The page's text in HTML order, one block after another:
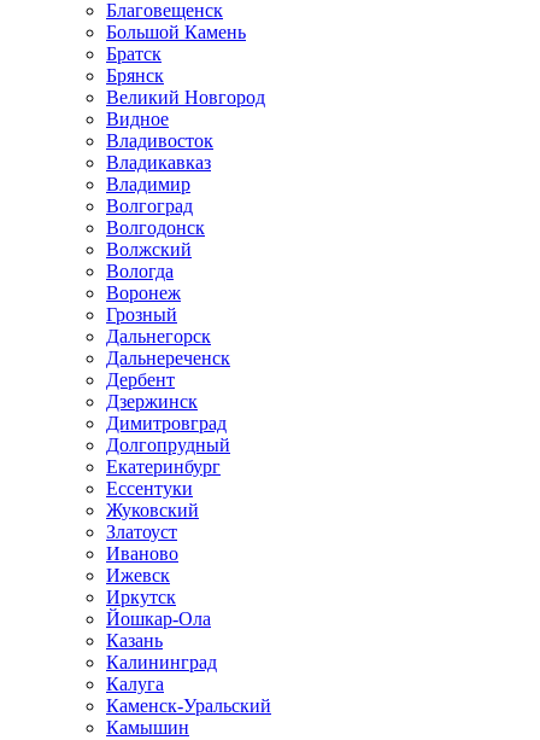
Благовещенск
Большой Камень
Братск
Брянск
Великий Новгород
Видное
Владивосток
Владикавказ
Владимир
Волгоград
Волгодонск
Волжский
Вологда
Воронеж
Грозный
Дальнегорск
Дальнереченск
Дербент
Дзержинск
Димитровград
Долгопрудный
Екатеринбург
Ессентуки
Жуковский
Златоуст
Иваново
Ижевск
Иркутск
Йошкар-Ола
Казань
Калининград
Калуга
Каменск-Уральский
Камышин